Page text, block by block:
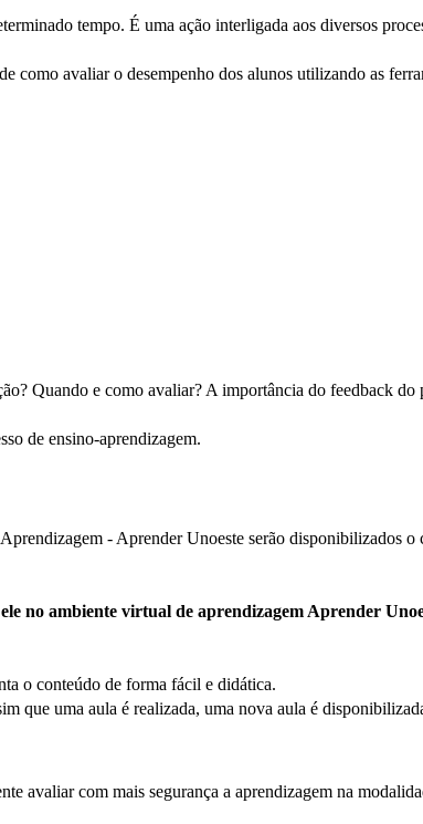
tempo. É uma ação interligada aos diversos
como avaliar o desempenho dos alunos utilizando as
Quando e como avaliar? A importância do feedback do
de ensino-aprendizagem.
- Aprender Unoeste serão disponibilizados
no ambiente virtual de aprendizagem Aprender
o conteúdo de forma fácil e didática.
que uma aula é realizada, uma nova aula é
avaliar com mais segurança a aprendizagem na